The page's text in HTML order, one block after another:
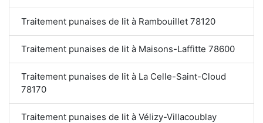
Traitement punaises de lit à Rambouillet 78120
Traitement punaises de lit à Maisons-Laffitte 78600
Traitement punaises de lit à La Celle-Saint-Cloud
78170
Traitement punaises de lit à Vélizy-Villacoublay